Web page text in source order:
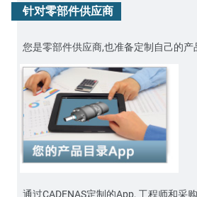
针对零部件供应商
您是零部件供应商,也准备定制自己的产
通过CADENAS定制的App, 工程师和采